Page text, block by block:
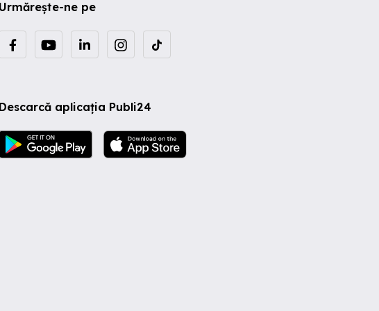
Urmărește-ne pe
Descarcă aplicația Publi24